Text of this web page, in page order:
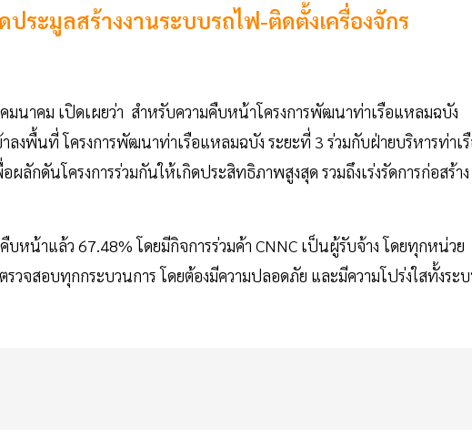
ประมูลสร้างงานระบบรถไฟ-ติดตั้งเครื่องจักร
มนาคม เปิดเผยว่า สำหรับความคืบหน้าโครงการพัฒนาท่าเรือแหลมฉบัง
งพื้นที่ โครงการพัฒนาท่าเรือแหลมฉบัง ระยะที่ 3 ร่วมกับฝ่ายบริหารท่าเ
ลักดันโครงการร่วมกันให้เกิดประสิทธิภาพสูงสุด รวมถึงเร่งรัดการก่อสร้าง
หน้าแล้ว 67.48% โดยมีกิจการร่วมค้า CNNC เป็นผู้รับจ้าง โดยทุกหน่วย
ตรวจสอบทุกกระบวนการ โดยต้องมีความปลอดภัย และมีความโปร่งใสทั้งระ